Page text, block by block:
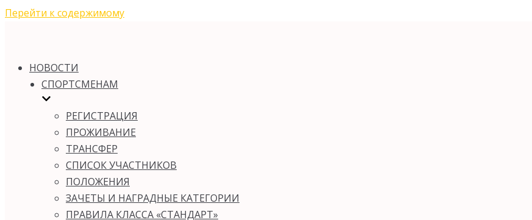
Перейти к содержимому
НОВОСТИ
СПОРТСМЕНАМ
РЕГИСТРАЦИЯ
ПРОЖИВАНИЕ
ТРАНСФЕР
СПИСОК УЧАСТНИКОВ
ПОЛОЖЕНИЯ
ЗАЧЕТЫ И НАГРАДНЫЕ КАТЕГОРИИ
ПРАВИЛА КЛАССА «СТАНДАРТ»